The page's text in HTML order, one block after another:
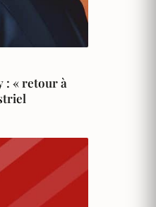
: « retour à